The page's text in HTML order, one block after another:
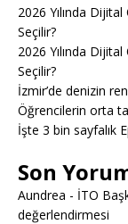
2026 Yılında
Seçilir?
2026 Yılında
Seçilir?
İzmir’de denizin
Öğrencilerin orta
İşte 3 bin sayfalık
Son
Aundrea - İTO
değerlendirmesi